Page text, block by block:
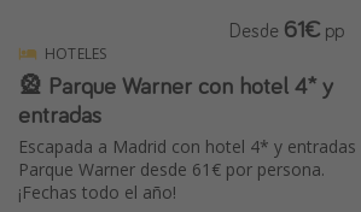
HOTELES
🎡 Parque Warner con hotel 4* y
entradas
Escapada a Madrid con hotel 4* y entradas
Parque Warner desde 61€ por persona.
¡Fechas todo el año!
Desde 61€ pp